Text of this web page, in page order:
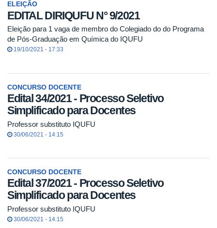
ELEIÇÃO
EDITAL DIRIQUFU N° 9/2021
Eleição para 1 vaga de membro do Colegiado do do Programa
de Pós-Graduação em Química do IQUFU
19/10/2021 - 17:33
CONCURSO DOCENTE
Edital 34/2021 - Processo Seletivo
Simplificado para Docentes
Professor substituto IQUFU
30/06/2021 - 14:15
CONCURSO DOCENTE
Edital 37/2021 - Processo Seletivo
Simplificado para Docentes
Professor substituto IQUFU
30/06/2021 - 14:15